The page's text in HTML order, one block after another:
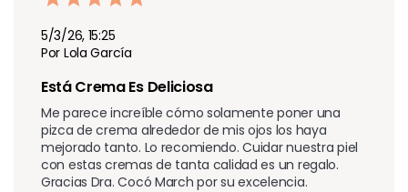
5/3/26, 15:25
Por Lola García
Está Crema Es Deliciosa
Me parece increíble cómo solamente poner una
pizca de crema alrededor de mis ojos los haya
mejorado tanto. Lo recomiendo. Cuidar nuestra piel
con estas cremas de tanta calidad es un regalo.
Gracias Dra. Cocó March por su excelencia.